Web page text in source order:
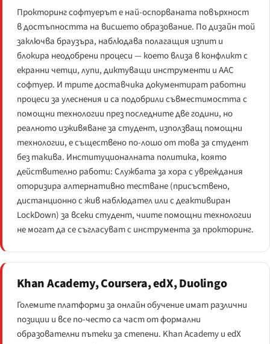
Прокторинг софтуерът е най-оспорваната повърхност
в достъпността на висшето образование. По дизайн той
заключва браузъра, наблюдава полагащия изпит и
блокира неодобрени процеси — което влиза в конфликт с
екранни четци, лупи, диктуващи инструменти и AAC
софтуер. И трите доставчика документират работни
процеси за улеснения и са подобрили съвместимостта с
помощни технологии през последните две години, но
реалното изживяване за студент, използващ помощни
технологии, е съществено по-лошо от това за студент
без такива. Институционалната политика, която
действително работи: Службата за хора с увреждания
оторизира алтернативно тестване (присъствено,
дистанционно с жив наблюдател или с деактивиран
LockDown) за всеки студент, чиите помощни технологии
не могат да се съгласуват с инструмента за прокторинг.
Khan Academy, Coursera, edX, Duolingo
Големите платформи за онлайн обучение имат различни
позиции и все по-често са част от формални
образователни пътеки за степени. Khan Academy и edX